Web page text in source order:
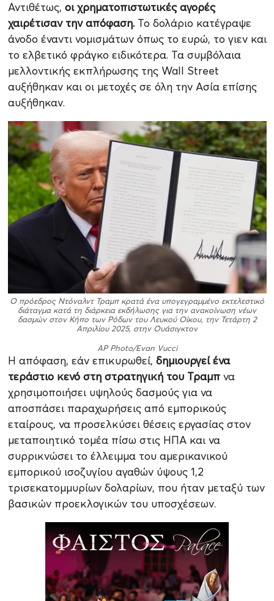
Αντιθέτως, οι χρηματοπιστωτικές αγορές
χαιρέτισαν την απόφαση.Το δολάριο κατέγραψε
άνοδο έναντι νομισμάτων όπως το ευρώ, το γιεν και
το ελβετικό φράγκο ειδικότερα. Τα συμβόλαια
μελλοντικής εκπλήρωσης της Wall Street
αυξήθηκαν και οι μετοχές σε όλη την Ασία επίσης
αυξήθηκαν.
Ο πρόεδρος Ντόναλντ Τραμπ κρατά ένα υπογεγραμμένο εκτελεστικό
διάταγμα κατά τη διάρκεια εκδήλωσης για την ανακοίνωση νέων
δασμών στον Κήπο των Ρόδων του Λευκού Οίκου, την Τετάρτη 2
Απριλίου 2025, στην Ουάσιγκτον
AP Photo/Evan Vucci
Η απόφαση, εάν επικυρωθεί, δημιουργεί ένα
τεράστιο κενό στη στρατηγική του Τραμπνα
χρησιμοποιήσει υψηλούς δασμούς για να
αποσπάσει παραχωρήσεις από εμπορικούς
εταίρους, να προσελκύσει θέσεις εργασίας στον
μεταποιητικό τομέα πίσω στις ΗΠΑ και να
συρρικνώσει το έλλειμμα του αμερικανικού
εμπορικού ισοζυγίου αγαθών ύψους 1,2
τρισεκατομμυρίων δολαρίων, που ήταν μεταξύ των
βασικών προεκλογικών του υποσχέσεων.